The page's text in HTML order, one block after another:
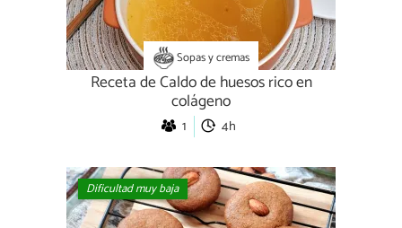
Sopas y cremas
Receta de Caldo de huesos rico en
colágeno
1 4h
Dificultad muy baja